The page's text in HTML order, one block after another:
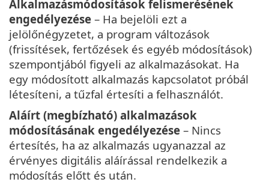
Alkalmazásmódosítások felismerésének
engedélyezése – Ha bejelöli ezt a
jelölőnégyzetet, a program változások
(frissítések, fertőzések és egyéb módosítások)
szempontjából figyeli az alkalmazásokat. Ha
egy módosított alkalmazás kapcsolatot próbál
létesíteni, a tűzfal értesíti a felhasználót.
Aláírt (megbízható) alkalmazások
módosításának engedélyezése – Nincs
értesítés, ha az alkalmazás ugyanazzal az
érvényes digitális aláírással rendelkezik a
módosítás előtt és után.